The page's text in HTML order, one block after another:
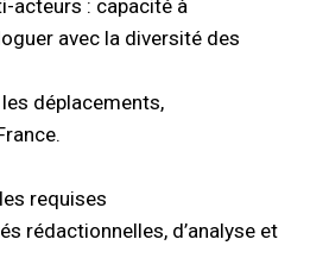
acteurs : capacité à
avec la diversité des
déplacements,
requises
rédactionnelles, d’analyse et